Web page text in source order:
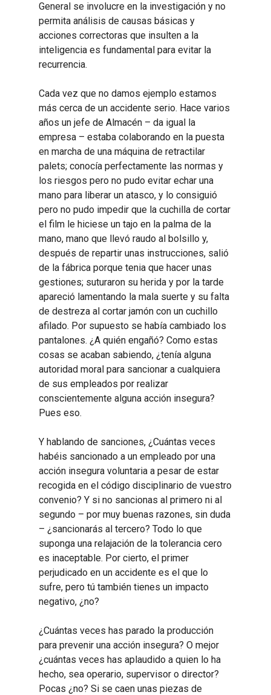
General se involucre en la investigación y no
permita análisis de causas básicas y
acciones correctoras que insulten a la
inteligencia es fundamental para evitar la
recurrencia.
Cada vez que no damos ejemplo estamos
más cerca de un accidente serio. Hace varios
años un jefe de Almacén – da igual la
empresa – estaba colaborando en la puesta
en marcha de una máquina de retractilar
palets; conocía perfectamente las normas y
los riesgos pero no pudo evitar echar una
mano para liberar un atasco, y lo consiguió
pero no pudo impedir que la cuchilla de cortar
el film le hiciese un tajo en la palma de la
mano, mano que llevó raudo al bolsillo y,
después de repartir unas instrucciones, salió
de la fábrica porque tenia que hacer unas
gestiones; suturaron su herida y por la tarde
apareció lamentando la mala suerte y su falta
de destreza al cortar jamón con un cuchillo
afilado. Por supuesto se había cambiado los
pantalones. ¿A quién engañó? Como estas
cosas se acaban sabiendo, ¿tenía alguna
autoridad moral para sancionar a cualquiera
de sus empleados por realizar
conscientemente alguna acción insegura?
Pues eso.
Y hablando de sanciones, ¿Cuántas veces
habéis sancionado a un empleado por una
acción insegura voluntaria a pesar de estar
recogida en el código disciplinario de vuestro
convenio? Y si no sancionas al primero ni al
segundo – por muy buenas razones, sin duda
– ¿sancionarás al tercero? Todo lo que
suponga una relajación de la tolerancia cero
es inaceptable. Por cierto, el primer
perjudicado en un accidente es el que lo
sufre, pero tú también tienes un impacto
negativo, ¿no?
¿Cuántas veces has parado la producción
para prevenir una acción insegura? O mejor
¿cuántas veces has aplaudido a quien lo ha
hecho, sea operario, supervisor o director?
Pocas ¿no? Si se caen unas piezas de